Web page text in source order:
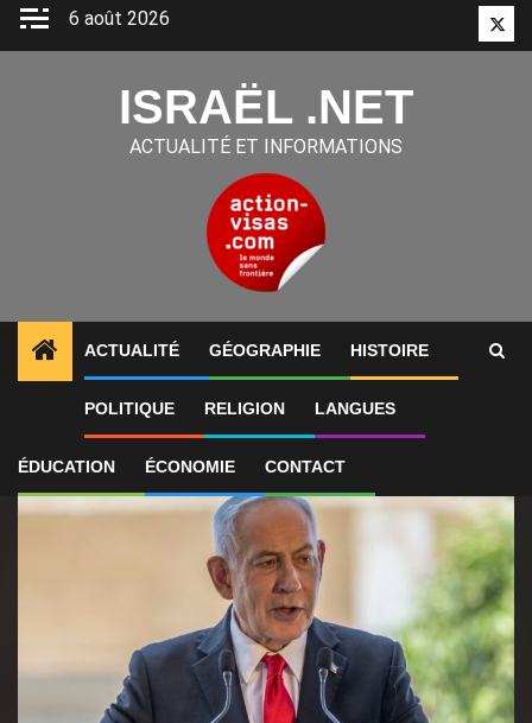
Aller
6 août 2026
ISRAËL .NET
ACTUALITÉ ET INFORMATIONS
ACTUALITÉ GÉOGRAPHIE HISTOIRE
POLITIQUE RELIGION LANGUES
ÉDUCATION ÉCONOMIE CONTACT
ALERTES INFO 1 Benjamin Netanyahu assure